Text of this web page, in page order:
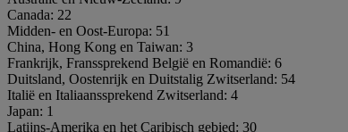
Canada: 22
Midden- en Oost-Europa: 51
China, Hong Kong en Taiwan: 3
Frankrijk, Franssprekend België en Romandië: 6
Duitsland, Oostenrijk en Duitstalig Zwitserland: 54
Italië en Italiaanssprekend Zwitserland: 4
Japan: 1
Latijns-Amerika en het Caribisch gebied: 30